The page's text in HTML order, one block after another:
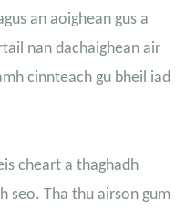
an aoighean gus a
nan dachaighean air
cinnteach gu bheil iad
cheart a thaghadh
seo. Tha thu airson gum